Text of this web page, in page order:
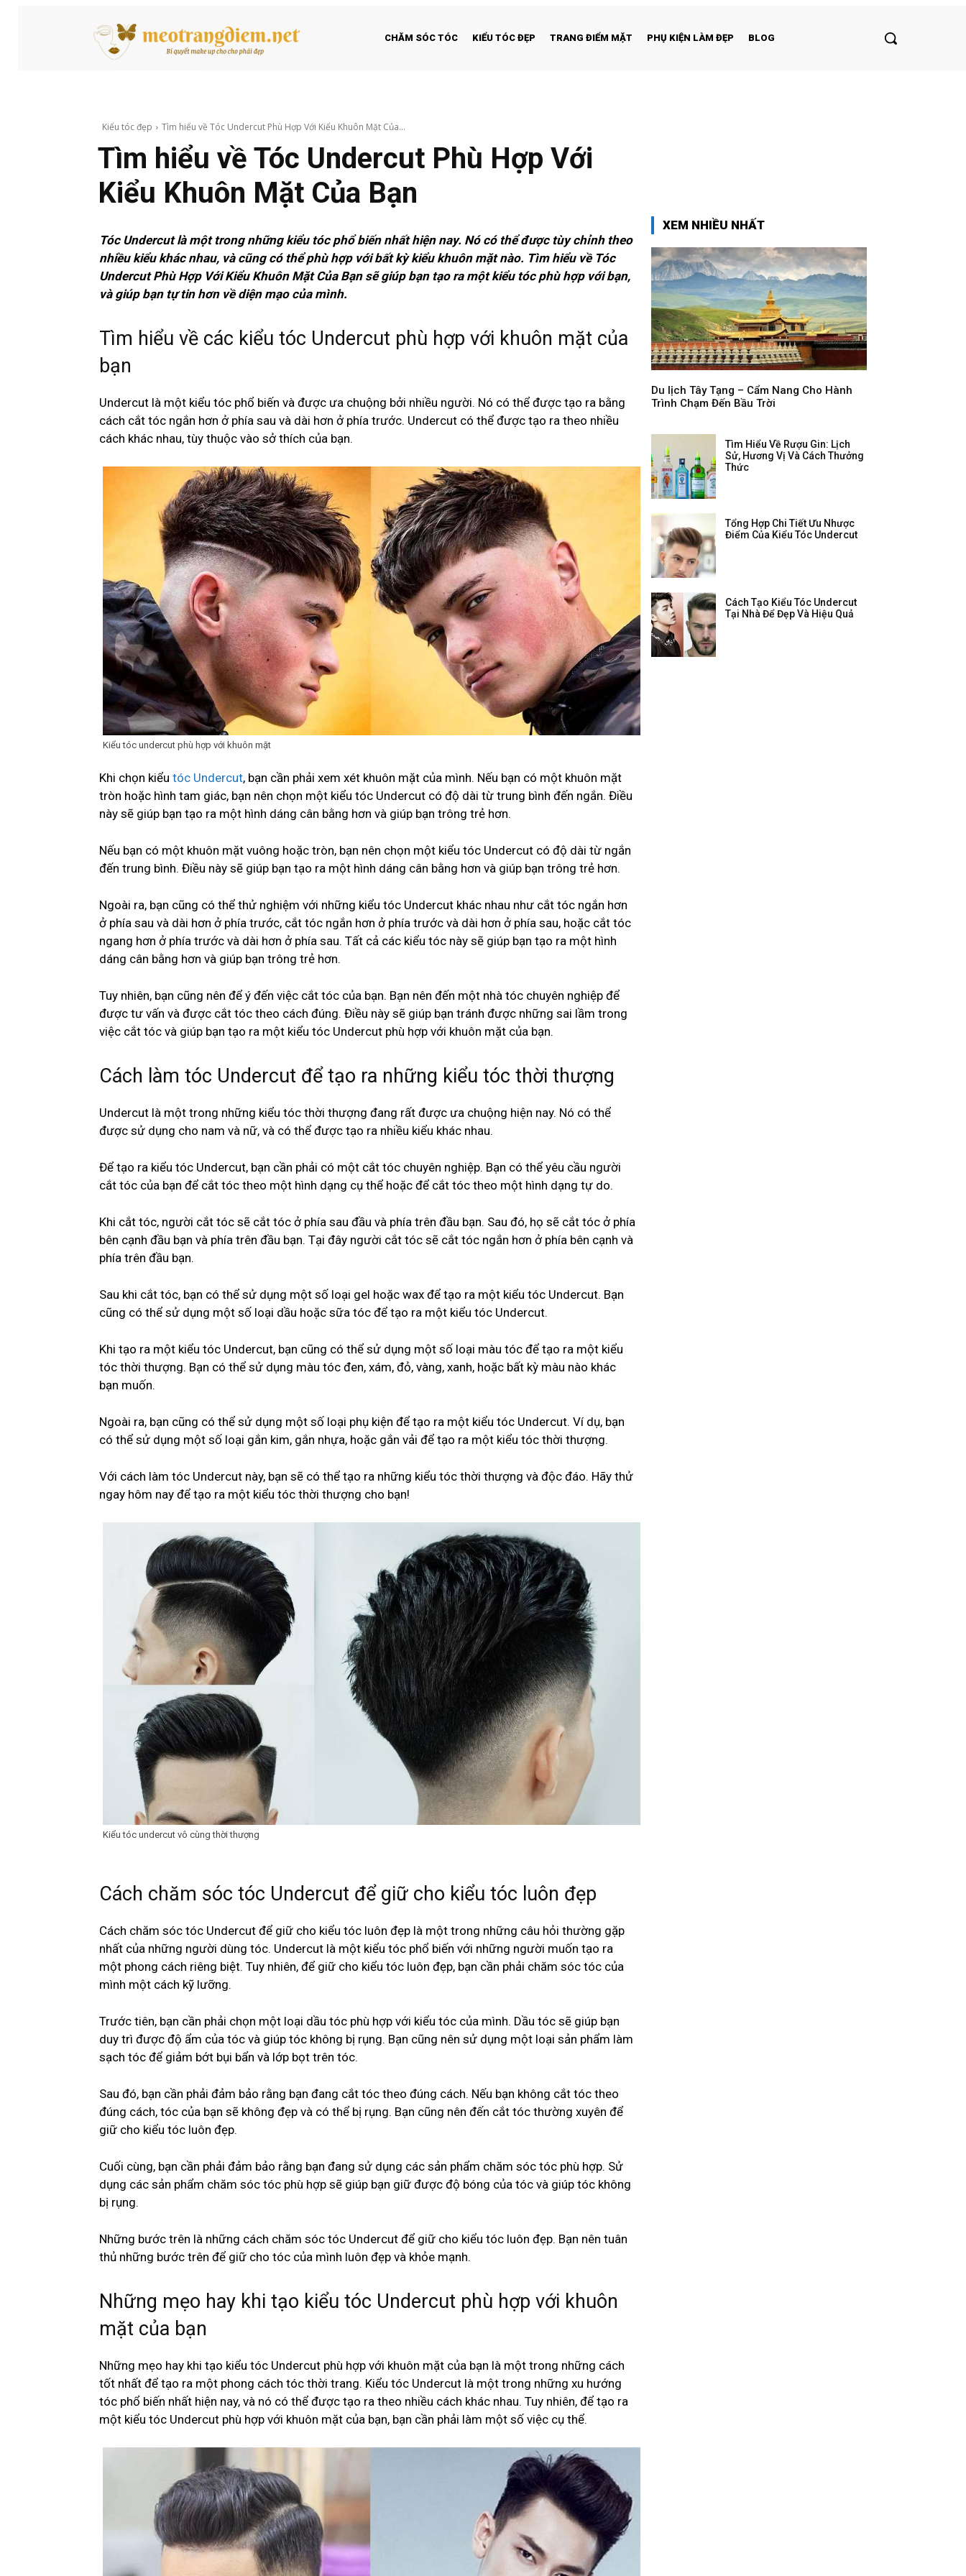
CHĂM SÓC TÓC KIỂU TÓC ĐẸP TRANG ĐIỂM MẶT PHỤ KIỆN LÀM ĐẸP BLOG
Kiểu tóc đẹp Tìm hiểu về Tóc Undercut Phù Hợp Với Kiểu Khuôn Mặt Của...
Tìm hiểu về Tóc Undercut Phù Hợp Với
Kiểu Khuôn Mặt Của Bạn
Tóc Undercut là một trong những kiểu tóc phổ biến nhất hiện nay. Nó có thể được tùy chỉnh theo
nhiều kiểu khác nhau, và cũng có thể phù hợp với bất kỳ kiểu khuôn mặt nào. Tìm hiểu về Tóc
Undercut Phù Hợp Với Kiểu Khuôn Mặt Của Bạn sẽ giúp bạn tạo ra một kiểu tóc phù hợp với bạn,
và giúp bạn tự tin hơn về diện mạo của mình.
Tìm hiểu về các kiểu tóc Undercut phù hợp với khuôn mặt của
bạn
Undercut là một kiểu tóc phổ biến và được ưa chuộng bởi nhiều người. Nó có thể được tạo ra bằng
cách cắt tóc ngắn hơn ở phía sau và dài hơn ở phía trước. Undercut có thể được tạo ra theo nhiều
cách khác nhau, tùy thuộc vào sở thích của bạn.
Kiểu tóc undercut phù hợp với khuôn mặt
Khi chọn kiểu tóc Undercut, bạn cần phải xem xét khuôn mặt của mình. Nếu bạn có một khuôn mặt
tròn hoặc hình tam giác, bạn nên chọn một kiểu tóc Undercut có độ dài từ trung bình đến ngắn. Điều
này sẽ giúp bạn tạo ra một hình dáng cân bằng hơn và giúp bạn trông trẻ hơn.
Nếu bạn có một khuôn mặt vuông hoặc tròn, bạn nên chọn một kiểu tóc Undercut có độ dài từ ngắn
đến trung bình. Điều này sẽ giúp bạn tạo ra một hình dáng cân bằng hơn và giúp bạn trông trẻ hơn.
Ngoài ra, bạn cũng có thể thử nghiệm với những kiểu tóc Undercut khác nhau như cắt tóc ngắn hơn
ở phía sau và dài hơn ở phía trước, cắt tóc ngắn hơn ở phía trước và dài hơn ở phía sau, hoặc cắt tóc
ngang hơn ở phía trước và dài hơn ở phía sau. Tất cả các kiểu tóc này sẽ giúp bạn tạo ra một hình
dáng cân bằng hơn và giúp bạn trông trẻ hơn.
Tuy nhiên, bạn cũng nên để ý đến việc cắt tóc của bạn. Bạn nên đến một nhà tóc chuyên nghiệp để
được tư vấn và được cắt tóc theo cách đúng. Điều này sẽ giúp bạn tránh được những sai lầm trong
việc cắt tóc và giúp bạn tạo ra một kiểu tóc Undercut phù hợp với khuôn mặt của bạn.
Cách làm tóc Undercut để tạo ra những kiểu tóc thời thượng
Undercut là một trong những kiểu tóc thời thượng đang rất được ưa chuộng hiện nay. Nó có thể
được sử dụng cho nam và nữ, và có thể được tạo ra nhiều kiểu khác nhau.
Để tạo ra kiểu tóc Undercut, bạn cần phải có một cắt tóc chuyên nghiệp. Bạn có thể yêu cầu người
cắt tóc của bạn để cắt tóc theo một hình dạng cụ thể hoặc để cắt tóc theo một hình dạng tự do.
Khi cắt tóc, người cắt tóc sẽ cắt tóc ở phía sau đầu và phía trên đầu bạn. Sau đó, họ sẽ cắt tóc ở phía
bên cạnh đầu bạn và phía trên đầu bạn. Tại đây người cắt tóc sẽ cắt tóc ngắn hơn ở phía bên cạnh và
phía trên đầu bạn.
Sau khi cắt tóc, bạn có thể sử dụng một số loại gel hoặc wax để tạo ra một kiểu tóc Undercut. Bạn
cũng có thể sử dụng một số loại dầu hoặc sữa tóc để tạo ra một kiểu tóc Undercut.
Khi tạo ra một kiểu tóc Undercut, bạn cũng có thể sử dụng một số loại màu tóc để tạo ra một kiểu
tóc thời thượng. Bạn có thể sử dụng màu tóc đen, xám, đỏ, vàng, xanh, hoặc bất kỳ màu nào khác
bạn muốn.
Ngoài ra, bạn cũng có thể sử dụng một số loại phụ kiện để tạo ra một kiểu tóc Undercut. Ví dụ, bạn
có thể sử dụng một số loại gắn kim, gắn nhựa, hoặc gắn vải để tạo ra một kiểu tóc thời thượng.
Với cách làm tóc Undercut này, bạn sẽ có thể tạo ra những kiểu tóc thời thượng và độc đáo. Hãy thử
ngay hôm nay để tạo ra một kiểu tóc thời thượng cho bạn!
Kiểu tóc undercut vô cùng thời thượng
Cách chăm sóc tóc Undercut để giữ cho kiểu tóc luôn đẹp
Cách chăm sóc tóc Undercut để giữ cho kiểu tóc luôn đẹp là một trong những câu hỏi thường gặp
nhất của những người dùng tóc. Undercut là một kiểu tóc phổ biến với những người muốn tạo ra
một phong cách riêng biệt. Tuy nhiên, để giữ cho kiểu tóc luôn đẹp, bạn cần phải chăm sóc tóc của
mình một cách kỹ lưỡng.
Trước tiên, bạn cần phải chọn một loại dầu tóc phù hợp với kiểu tóc của mình. Dầu tóc sẽ giúp bạn
duy trì được độ ẩm của tóc và giúp tóc không bị rụng. Bạn cũng nên sử dụng một loại sản phẩm làm
sạch tóc để giảm bớt bụi bẩn và lớp bọt trên tóc.
Sau đó, bạn cần phải đảm bảo rằng bạn đang cắt tóc theo đúng cách. Nếu bạn không cắt tóc theo
đúng cách, tóc của bạn sẽ không đẹp và có thể bị rụng. Bạn cũng nên đến cắt tóc thường xuyên để
giữ cho kiểu tóc luôn đẹp.
Cuối cùng, bạn cần phải đảm bảo rằng bạn đang sử dụng các sản phẩm chăm sóc tóc phù hợp. Sử
dụng các sản phẩm chăm sóc tóc phù hợp sẽ giúp bạn giữ được độ bóng của tóc và giúp tóc không
bị rụng.
Những bước trên là những cách chăm sóc tóc Undercut để giữ cho kiểu tóc luôn đẹp. Bạn nên tuân
thủ những bước trên để giữ cho tóc của mình luôn đẹp và khỏe mạnh.
Những mẹo hay khi tạo kiểu tóc Undercut phù hợp với khuôn
mặt của bạn
Những mẹo hay khi tạo kiểu tóc Undercut phù hợp với khuôn mặt của bạn là một trong những cách
tốt nhất để tạo ra một phong cách tóc thời trang. Kiểu tóc Undercut là một trong những xu hướng
tóc phổ biến nhất hiện nay, và nó có thể được tạo ra theo nhiều cách khác nhau. Tuy nhiên, để tạo ra
một kiểu tóc Undercut phù hợp với khuôn mặt của bạn, bạn cần phải làm một số việc cụ thể.
XEM NHIỀU NHẤT
Du lịch Tây Tạng – Cẩm Nang Cho Hành
Trình Chạm Đến Bầu Trời
Tìm Hiểu Về Rượu Gin: Lịch
Sử, Hương Vị Và Cách Thưởng
Thức
Tổng Hợp Chi Tiết Ưu Nhược
Điểm Của Kiểu Tóc Undercut
Cách Tạo Kiểu Tóc Undercut
Tại Nhà Để Đẹp Và Hiệu Quả